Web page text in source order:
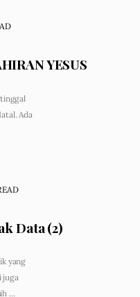
YESUS
Ada
Data (2)
yang
juga
…